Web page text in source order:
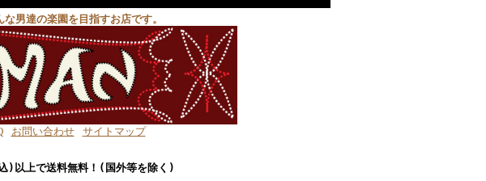
男達の楽園を目指すお店です。
お問い合わせ サイトマップ
)以上で送料無料！(国外等を除く)